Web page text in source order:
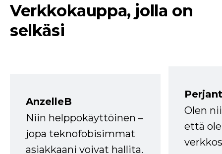
Verkkokauppa, jolla on
selkäsi
AnzelleB
Niin helppokäyttöinen –
jopa teknofobisimmat
asiakkaani voivat hallita.
Olen
että